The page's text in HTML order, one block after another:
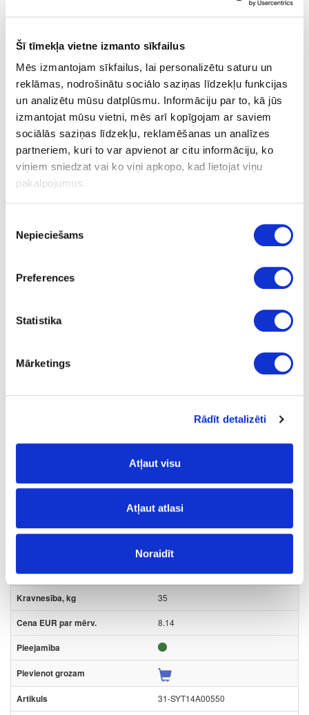
Šī tīmekļa vietne izmanto sīkfailus
Mēs izmantojam sīkfailus, lai personalizētu saturu un
reklāmas, nodrošinātu sociālo saziņas līdzekļu funkcijas
un analizētu mūsu datplūsmu. Informāciju par to, kā jūs
izmantojat mūsu vietni, mēs arī kopīgojam ar saviem
sociālās saziņas līdzekļu, reklamēšanas un analīzes
partneriem, kuri to var apvienot ar citu informāciju, ko
viņiem sniedzat vai ko viņi apkopo, kad lietojat viņu
pakalpojumus.
izvēle
Nepieciešams
Preferences
Statistika
Mārketings
Rādīt detalizēti
Atļaut visu
Atļaut atlasi
Noraidīt
35
6.82
31-SYT14A00500
Pilna izvilkuma lodīšu vadotne ar
12.7
45.7
35
8.14
31-SYT14A00550